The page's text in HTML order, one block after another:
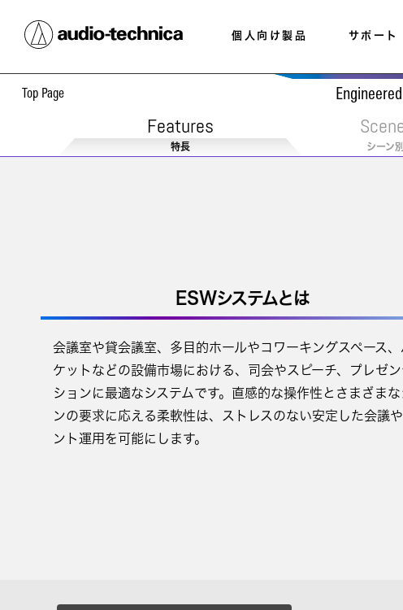
個人向け製品 サポート
Top Page
Features
特長 シーン
ESWシステムとは
会議室や貸会議室、多目的ホールやコワーキングスペース
ケットなどの設備市場における、司会やスピーチ、プレゼ
ションに最適なシステムです。直感的な操作性とさまざま
ンの要求に応える柔軟性は、ストレスのない安定した会議
ント運用を可能にします。